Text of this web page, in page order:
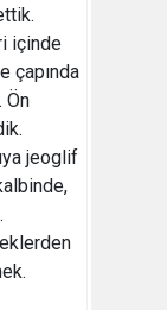
içinde
çapında
Ön
jeoglif